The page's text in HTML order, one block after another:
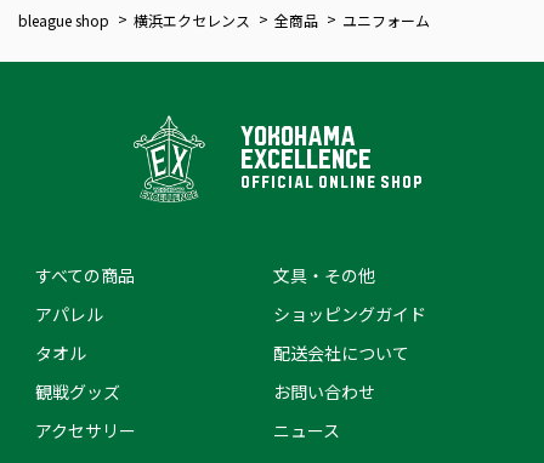
bleague shop 横浜エクセレンス 全商品 ユニフォーム
YOKOHAMA
EXCELLENCE
OFFICIAL ONLINE SHOP
すべての商品
アパレル
タオル
観戦グッズ
アクセサリー
文具・その他
ショッピングガイド
配送会社について
お問い合わせ
ニュース